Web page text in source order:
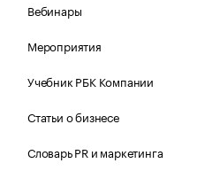
Вебинары
Мероприятия
Учебник РБК Компании
Статьи о бизнесе
Словарь PR и маркетинга